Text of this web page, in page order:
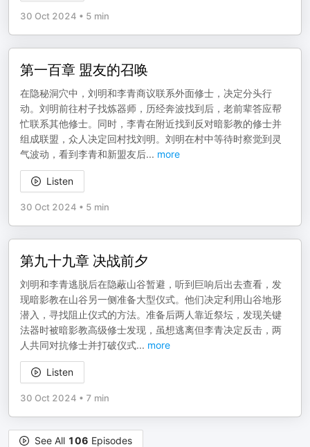
30 Oct 2024 • 5 min
第一百章 盟友的召唤
在隐秘洞穴中，刘明和李青商议联系外面修士，决定分头行
动。刘明前往村子找炼器师，历经奔波找到后，老前辈答应帮
忙联系其他修士。同时，李青在附近找到反对暗影教的修士并
组成联盟，众人决定回村找刘明。刘明在村中等待时察觉到灵
气波动，看到李青和新盟友后... more
Listen
30 Oct 2024 • 5 min
第九十九章 决战前夕
刘明和李青逃脱后在隐蔽山谷暂避，听到巨响后出去查看，发
现暗影教在山谷另一侧准备大型仪式。他们决定利用山谷地形
潜入，寻找阻止仪式的方法。准备后两人靠近祭坛，发现关键
法器时被暗影教高级修士发现，虽想逃离但李青决定反击，两
人共同对抗修士并打破仪式... more
Listen
30 Oct 2024 • 7 min
See All 106 Episodes